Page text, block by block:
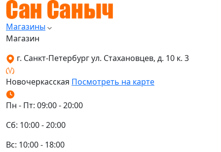
Магазины
Магазин
г. Санкт-Петербург ул. Стахановцев, д. 10 к. 3
Новочеркасская Посмотреть на карте
Пн - Пт: 09:00 - 20:00
Сб: 10:00 - 20:00
Вс: 10:00 - 18:00